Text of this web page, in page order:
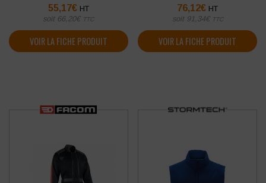
55,17€ HT
soit 66,20€ TTC
VOIR LA FICHE PRODUIT
76,12€ HT
soit 91,34€ TTC
VOIR LA FICHE PRODUIT